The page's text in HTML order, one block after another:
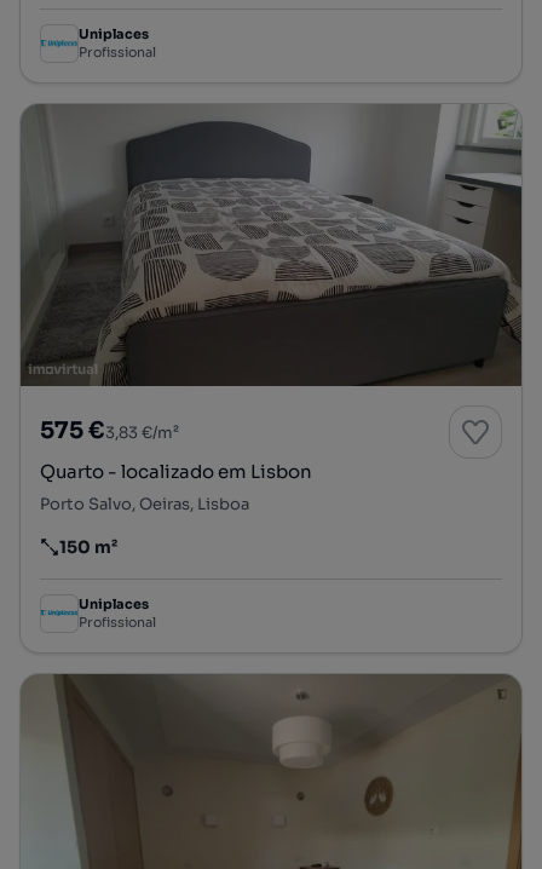
Uniplaces
Profissional
575 €3,83 €/m²
Quarto - localizado em Lisbon
Porto Salvo, Oeiras, Lisboa
Preço por metro quadrado
150 m²
Uniplaces
Profissional